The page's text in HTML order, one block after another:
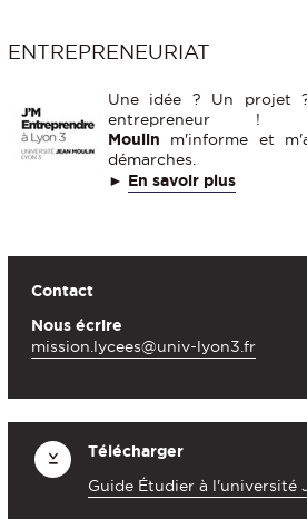
ENTREPRENEURIAT
Une idée ? Un projet
entrepreneur !
Moulin m'informe et
démarches.
► En savoir plus
Contact
Nous écrire
mission.lycees@univ-lyon3.fr
Télécharger
Guide Étudier à l'université